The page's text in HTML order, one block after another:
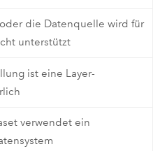
die Datenquelle wird für
unterstützt
ist eine Layer-
verwendet ein